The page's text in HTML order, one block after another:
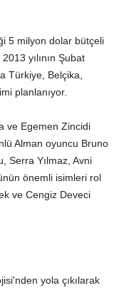
5 milyon dolar bütçeli
yılının Şubat
Türkiye, Belçika,
planlanıyor.
ve Egemen Zincidi
Alman oyuncu Bruno
Serra Yılmaz, Avni
önemli isimleri rol
ve Cengiz Deveci
yola çıkılarak